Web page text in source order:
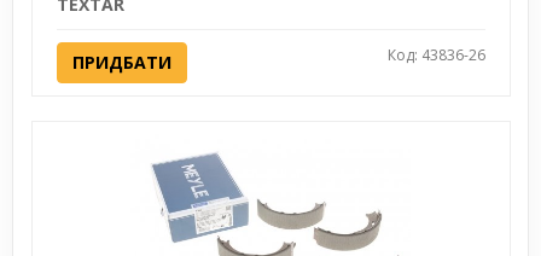
ПРИДБАТИ Код: 43836-26